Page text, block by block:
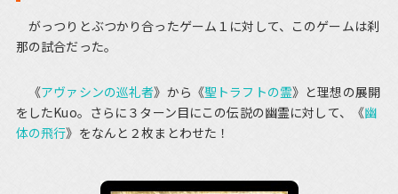
がっつりとぶつかり合ったゲーム１に対して、このゲームは刹
那の試合だった。
《アヴァシンの巡礼者》から《聖トラフトの霊》と理想の展開
をしたKuo。さらに３ターン目にこの伝説の幽霊に対して、《幽
体の飛行》をなんと２枚まとわせた！